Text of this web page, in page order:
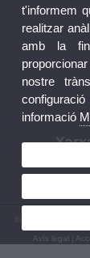
© 2026 UV. - Av.
Avís legal |
t'informem
realitzar
amb la
nostre
informació